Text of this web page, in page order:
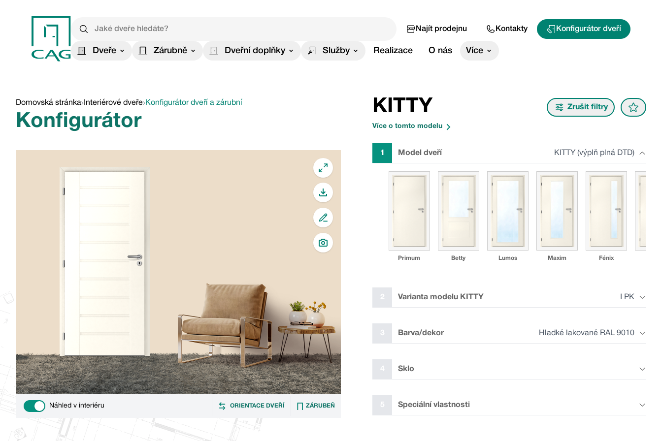
Najít prodejnu Kontakty Konfigurátor dveří
Dveře Zárubně Dveřní doplňky Služby Realizace O nás Více
Domovská stránka Interiérové dveře Konfigurátor dveří a zárubní
Konfigurátor
Use settingNáhled v interiéru ORIENTACE DVEŘÍ ZÁRUBEŇ
KITTY Zrušit filtry
Více o tomto modelu
1 Model dveří KITTY (výplň plná DTD)
Primum Betty Lumos Maxim Fénix
2 Varianta modelu KITTY I PK
I GZ1 I GZ2
3 Barva/dekor Hladké lakované RAL 9010
4 Sklo
5 Speciální vlastnosti